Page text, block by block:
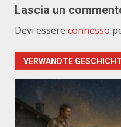
Lascia un
Devi essere connesso
VERWANDTE